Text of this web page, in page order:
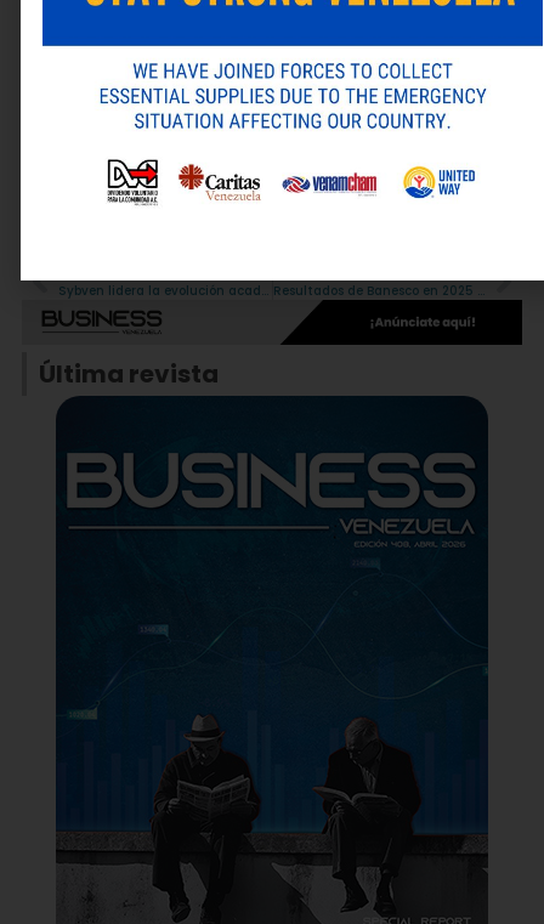
navegador para la próxima vez que comente.
Alternative:
Última revista